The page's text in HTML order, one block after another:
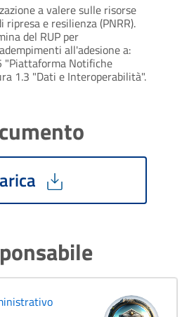
a valere sulle risorse
ripresa e resilienza (PNRR).
del RUP per
all'adesione a:
"Piattaforma Notifiche
1.3 "Dati e Interoperabilità".